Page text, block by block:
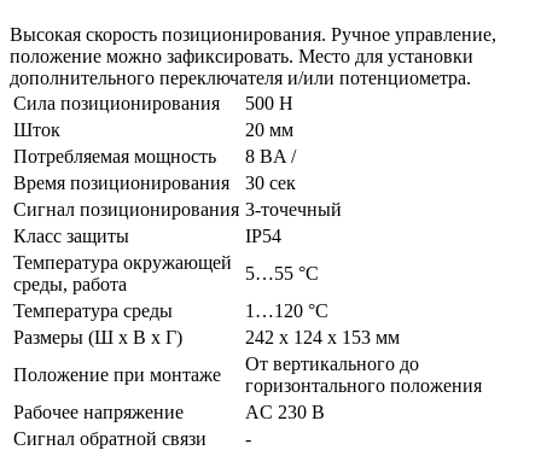
Высокая скорость позиционирования. Ручное управление,
положение можно зафиксировать. Место для установки
дополнительного переключателя и/или потенциометра.
Сила позиционирования
500 Н
Шток
20 мм
Потребляемая мощность
8 BA /
Время позиционирования
30 сек
Сигнал позиционирования 3-точечный
Класс защиты
IP54
Температура окружающей
среды, работа
5…55 °C
Температура среды
1…120 °C
Размеры (Ш х В х Г)
242 x 124 x 153 мм
Положение при монтаже
От вертикального до
горизонтального положения
Рабочее напряжение
AC 230 В
Сигнал обратной связи
-